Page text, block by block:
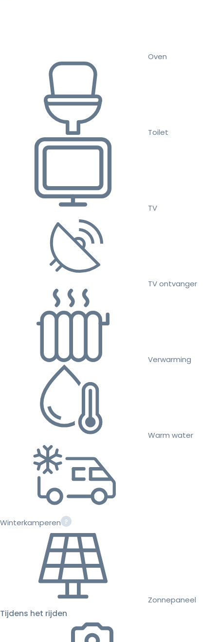
Oven
Toilet
TV
TV ontvanger
Verwarming
Warm water
Winterkamperen
Zonnepaneel
Tijdens het rijden